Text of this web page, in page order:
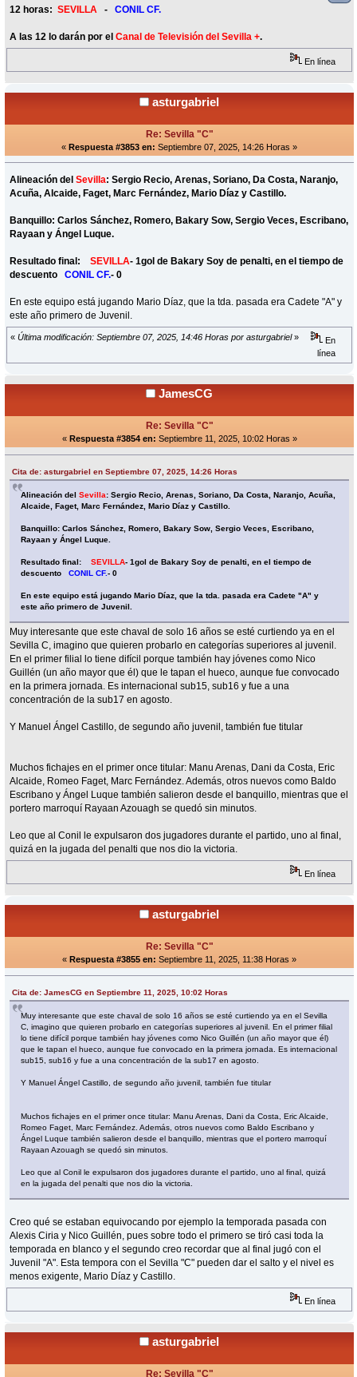
12 horas:SEVILLA -CONIL CF.
A las 12 lo darán por elCanal de Televisión del Sevilla +.
En línea
asturgabriel
Re: Sevilla "C"
« Respuesta #3853 en: Septiembre 07, 2025, 14:26 Horas »
Alineación delSevilla: Sergio Recio, Arenas, Soriano, Da Costa, Naranjo,
Acuña, Alcaide, Faget, Marc Fernández, Mario Díaz y Castillo.
Banquillo: Carlos Sánchez, Romero, Bakary Sow, Sergio Veces, Escribano,
Rayaan y Ángel Luque.
Resultado final: SEVILLA- 1gol de Bakary Soy de penalti, en el tiempo de
descuentoCONIL CF.- 0
En este equipo está jugando Mario Díaz, que la tda. pasada era Cadete "A" y
este año primero de Juvenil.
« Última modificación: Septiembre 07, 2025, 14:46 Horas por asturgabriel»
En
línea
JamesCG
Re: Sevilla "C"
« Respuesta #3854 en: Septiembre 11, 2025, 10:02 Horas »
Cita de: asturgabriel en Septiembre 07, 2025, 14:26 Horas
Alineación delSevilla: Sergio Recio, Arenas, Soriano, Da Costa, Naranjo, Acuña,
Alcaide, Faget, Marc Fernández, Mario Díaz y Castillo.
Banquillo: Carlos Sánchez, Romero, Bakary Sow, Sergio Veces, Escribano,
Rayaan y Ángel Luque.
Resultado final: SEVILLA- 1gol de Bakary Soy de penalti, en el tiempo de
descuentoCONIL CF.- 0
En este equipo está jugando Mario Díaz, que la tda. pasada era Cadete "A" y
este año primero de Juvenil.
Muy interesante que este chaval de solo 16 años se esté curtiendo ya en el
Sevilla C, imagino que quieren probarlo en categorías superiores al juvenil.
En el primer filial lo tiene difícil porque también hay jóvenes como Nico
Guillén (un año mayor que él) que le tapan el hueco, aunque fue convocado
en la primera jornada. Es internacional sub15, sub16 y fue a una
concentración de la sub17 en agosto.
Y Manuel Ángel Castillo, de segundo año juvenil, también fue titular
Muchos fichajes en el primer once titular: Manu Arenas, Dani da Costa, Eric
Alcaide, Romeo Faget, Marc Fernández. Además, otros nuevos como Baldo
Escribano y Ángel Luque también salieron desde el banquillo, mientras que el
portero marroquí Rayaan Azouagh se quedó sin minutos.
Leo que al Conil le expulsaron dos jugadores durante el partido, uno al final,
quizá en la jugada del penalti que nos dio la victoria.
En línea
asturgabriel
Re: Sevilla "C"
« Respuesta #3855 en: Septiembre 11, 2025, 11:38 Horas »
Cita de: JamesCG en Septiembre 11, 2025, 10:02 Horas
Muy interesante que este chaval de solo 16 años se esté curtiendo ya en el Sevilla
C, imagino que quieren probarlo en categorías superiores al juvenil. En el primer filial
lo tiene difícil porque también hay jóvenes como Nico Guillén (un año mayor que él)
que le tapan el hueco, aunque fue convocado en la primera jornada. Es internacional
sub15, sub16 y fue a una concentración de la sub17 en agosto.
Y Manuel Ángel Castillo, de segundo año juvenil, también fue titular
Muchos fichajes en el primer once titular: Manu Arenas, Dani da Costa, Eric Alcaide,
Romeo Faget, Marc Fernández. Además, otros nuevos como Baldo Escribano y
Ángel Luque también salieron desde el banquillo, mientras que el portero marroquí
Rayaan Azouagh se quedó sin minutos.
Leo que al Conil le expulsaron dos jugadores durante el partido, uno al final, quizá
en la jugada del penalti que nos dio la victoria.
Creo qué se estaban equivocando por ejemplo la temporada pasada con
Alexis Ciria y Nico Guillén, pues sobre todo el primero se tiró casi toda la
temporada en blanco y el segundo creo recordar que al final jugó con el
Juvenil "A". Esta tempora con el Sevilla "C" pueden dar el salto y el nivel es
menos exigente, Mario Díaz y Castillo.
En línea
asturgabriel
Re: Sevilla "C"